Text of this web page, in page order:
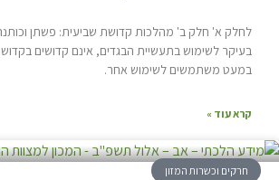
לחלק א' חלק ב' מהלכות קדושת שביעית: פשתן
בעיקר לשימוש בתעשיית הבגדים, אינם קדושים
במעט משתמשים לשימוש אחר.
קרא עוד »
חרקים וכשרות המזון